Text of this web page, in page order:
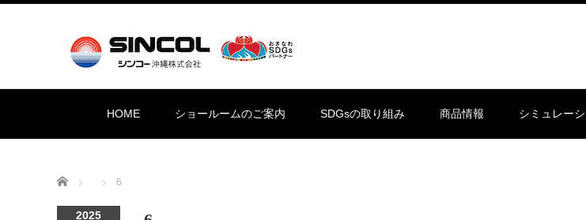
HOME ショールームのご案内 SDGsの取り組み 商品情報 シミュレー
Home 6
2025